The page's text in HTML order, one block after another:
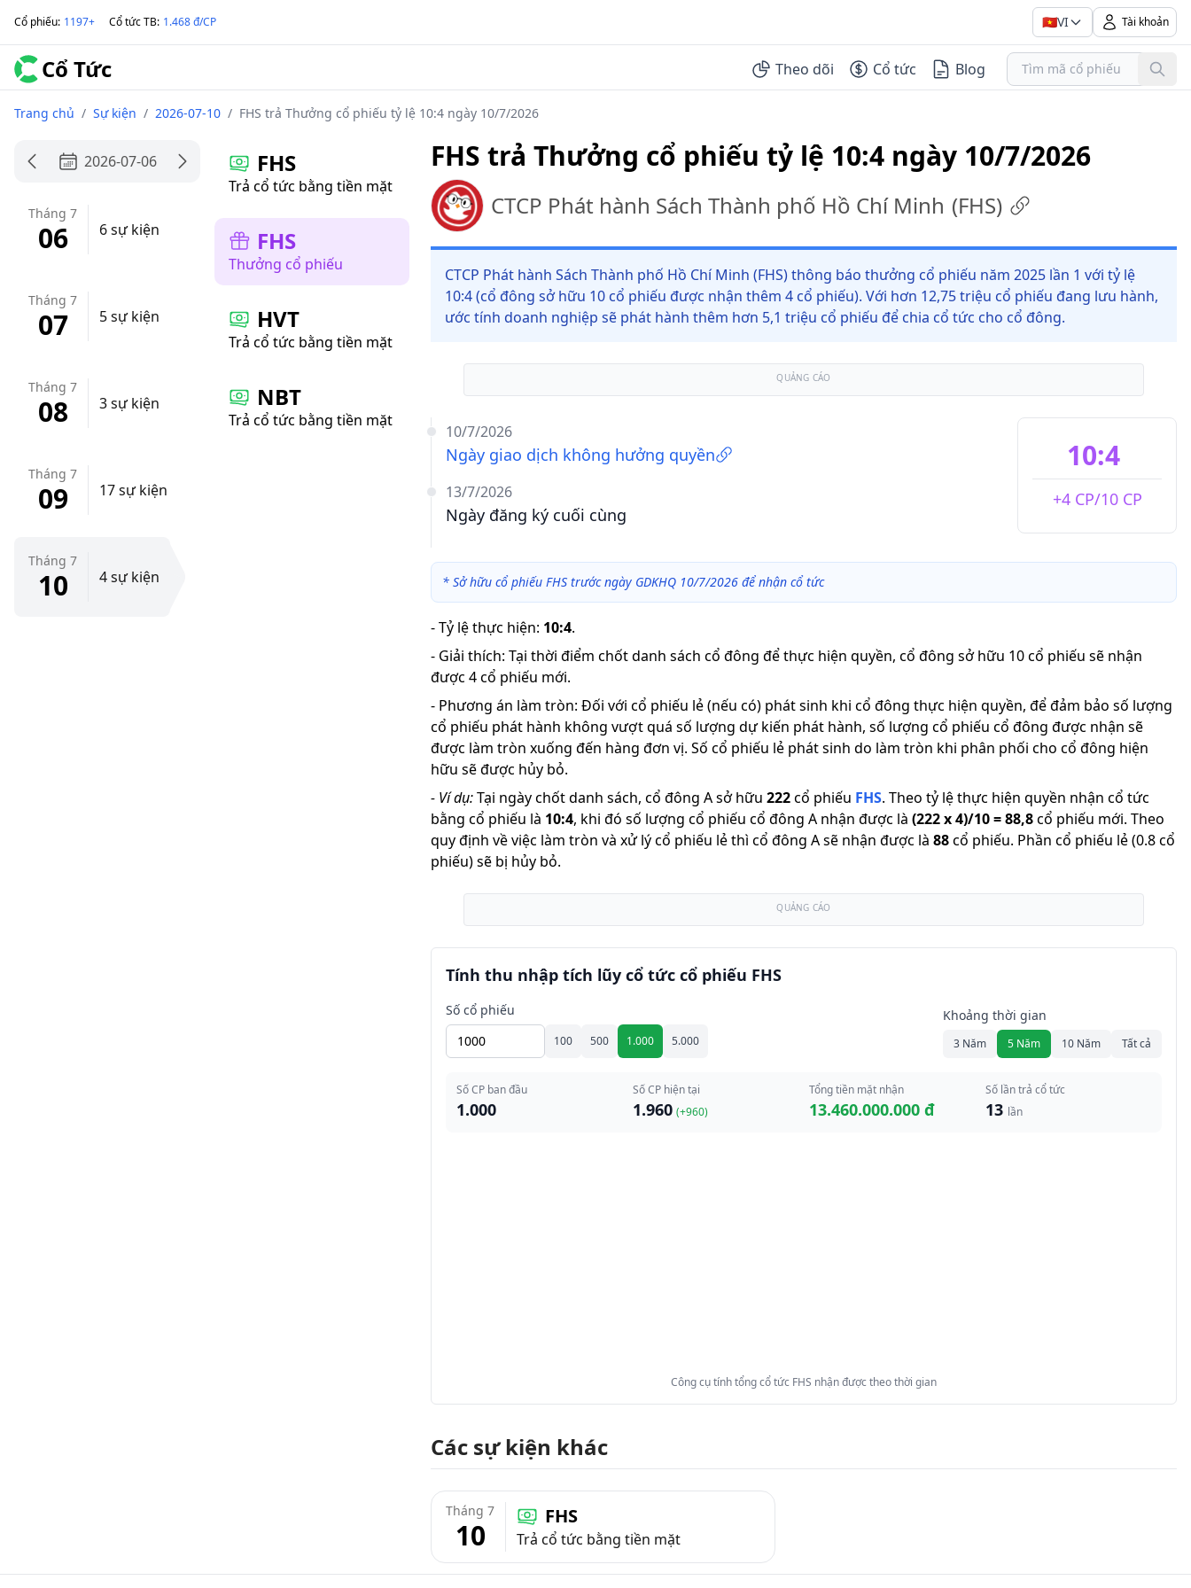
Cổ phiếu: 1197+ Cổ tức TB: 1.468 đ/CP 🇻🇳VI Tài khoản
Cổ Tức Theo dõi Cổ tức Blog
Trang chủ / Sự kiện / 2026-07-10 / FHS trả Thưởng cổ phiếu tỷ lệ 10:4 ngày 10/7/2026
2026-07-06
Tháng 7
06 6 sự kiện
Tháng 7
07 5 sự kiện
Tháng 7
08 3 sự kiện
Tháng 7
09 17 sự kiện
Tháng 7
10 4 sự kiện
FHS
Trả cổ tức bằng tiền mặt
FHS
Thưởng cổ phiếu
HVT
Trả cổ tức bằng tiền mặt
NBT
Trả cổ tức bằng tiền mặt
FHS trả Thưởng cổ phiếu tỷ lệ 10:4 ngày 10/7/2026
CTCP Phát hành Sách Thành phố Hồ Chí Minh (FHS)
CTCP Phát hành Sách Thành phố Hồ Chí Minh (FHS) thông báo thưởng cổ phiếu năm 2025 lần 1 với tỷ lệ
10:4 (cổ đông sở hữu 10 cổ phiếu được nhận thêm 4 cổ phiếu). Với hơn 12,75 triệu cổ phiếu đang lưu hành,
ước tính doanh nghiệp sẽ phát hành thêm hơn 5,1 triệu cổ phiếu để chia cổ tức cho cổ đông.
QUẢNG CÁO
10/7/2026
Ngày giao dịch không hưởng quyền
13/7/2026
Ngày đăng ký cuối cùng
10:4
+4 CP/10 CP
* Sở hữu cổ phiếu FHS trước ngày GDKHQ 10/7/2026 để nhận cổ tức
-Tỷ lệ thực hiện: 10:4.
- Giải thích: Tại thời điểm chốt danh sách cổ đông để thực hiện quyền, cổ đông sở hữu 10 cổ phiếu sẽ nhận
được 4 cổ phiếu mới.
- Phương án làm tròn: Đối với cổ phiếu lẻ (nếu có) phát sinh khi cổ đông thực hiện quyền, để đảm bảo số lượng
cổ phiếu phát hành không vượt quá số lượng dự kiến phát hành, số lượng cổ phiếu cổ đông được nhận sẽ
được làm tròn xuống đến hàng đơn vị. Số cổ phiếu lẻ phát sinh do làm tròn khi phân phối cho cổ đông hiện
hữu sẽ được hủy bỏ.
- Ví dụ:Tại ngày chốt danh sách, cổ đông A sở hữu 222cổ phiếu FHS. Theo tỷ lệ thực hiện quyền nhận cổ tức
bằng cổ phiếu là 10:4, khi đó số lượng cổ phiếu cổ đông A nhận được là (222x4)/10=88,8cổ phiếu mới. Theo
quy định về việc làm tròn và xử lý cổ phiếu lẻ thì cổ đông A sẽ nhận được là 88cổ phiếu. Phần cổ phiếu lẻ (0.8 cổ
phiếu) sẽ bị hủy bỏ.
QUẢNG CÁO
Tính thu nhập tích lũy cổ tức cổ phiếu FHS
Số cổ phiếu
100 500 1.000 5.000
Khoảng thời gian
3 Năm 5 Năm 10 Năm Tất cả
Số CP ban đầu
1.000
Số CP hiện tại
1.960 (+960)
Tổng tiền mặt nhận
13.460.000.000 đ
Số lần trả cổ tức
13 lần
Công cụ tính tổng cổ tức FHS nhận được theo thời gian
Các sự kiện khác
Tháng 7
10
FHS
Trả cổ tức bằng tiền mặt